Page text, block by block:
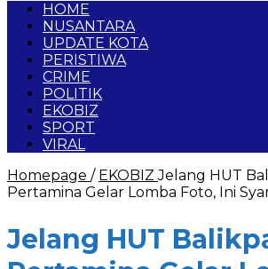
HOME
NUSANTARA
UPDATE KOTA
PERISTIWA
CRIME
POLITIK
EKOBIZ
SPORT
VIRAL
Homepage / EKOBIZ Jelang HUT
Pertamina Gelar Lomba Foto, Ini
Jelang HUT